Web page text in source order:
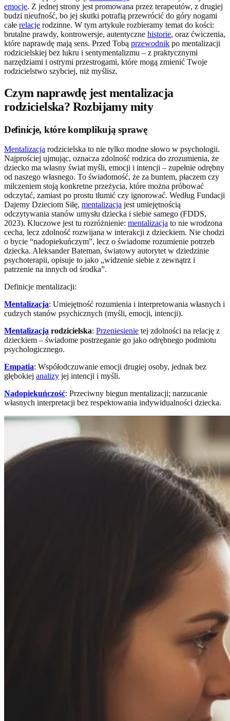
emocje. Z jednej strony jest promowana przez terapeutów, z drugiej
budzi nieufność, bo jej skutki potrafią przewrócić do góry nogami
całe relacje rodzinne. W tym artykule rozbieramy temat do kości:
brutalne prawdy, kontrowersje, autentyczne historie, oraz ćwiczenia,
które naprawdę mają sens. Przed Tobą przewodnik po mentalizacji
rodzicielskiej bez lukru i sentymentalizmu – z praktycznymi
narzędziami i ostrymi przestrogami, które mogą zmienić Twoje
rodzicielstwo szybciej, niż myślisz.
Czym naprawdę jest mentalizacja
rodzicielska? Rozbijamy mity
Definicje, które komplikują sprawę
Mentalizacja rodzicielska to nie tylko modne słowo w psychologii.
Najprościej ujmując, oznacza zdolność rodzica do zrozumienia, że
dziecko ma własny świat myśli, emocji i intencji – zupełnie odrębny
od naszego własnego. To świadomość, że za buntem, płaczem czy
milczeniem stoją konkretne przeżycia, które można próbować
odczytać, zamiast po prostu tłumić czy ignorować. Według Fundacji
Dajemy Dzieciom Siłę, mentalizacja jest umiejętnością
odczytywania stanów umysłu dziecka i siebie samego (FDDS,
2023). Kluczowe jest tu rozróżnienie: mentalizacja to nie wrodzona
cecha, lecz zdolność rozwijana w interakcji z dzieckiem. Nie chodzi
o bycie “nadopiekuńczym”, lecz o świadome rozumienie potrzeb
dziecka. Aleksander Bateman, światowy autorytet w dziedzinie
psychoterapii, opisuje to jako „widzenie siebie z zewnątrz i
patrzenie na innych od środka”.
Definicje mentalizacji:
Mentalizacja: Umiejętność rozumienia i interpretowania własnych i
cudzych stanów psychicznych (myśli, emocji, intencji).
Mentalizacja rodzicielska: Przeniesienie tej zdolności na relację z
dzieckiem – świadome postrzeganie go jako odrębnego podmiotu
psychologicznego.
Empatia: Współodczuwanie emocji drugiej osoby, jednak bez
głębokiej analizy jej intencji i myśli.
Nadopiekuńczość: Przeciwny biegun mentalizacji; narzucanie
własnych interpretacji bez respektowania indywidualności dziecka.